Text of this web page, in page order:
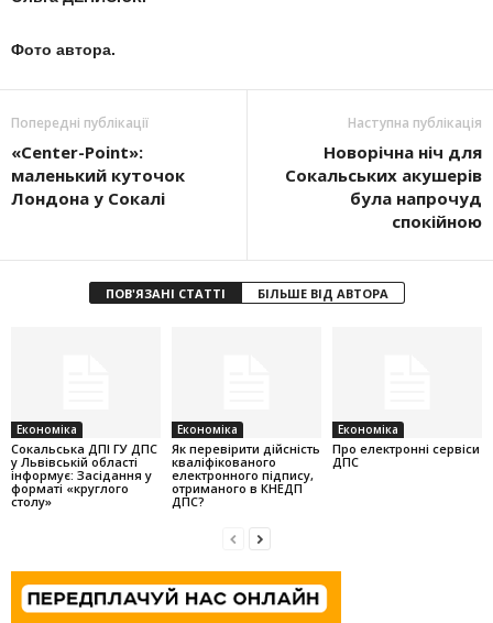
Фото автора.
Попередні публікації
«Center-Point»:
маленький куточок
Лондона у Сокалі
Наступна публікація
Новорічна ніч для
Сокальських акушерів
була напрочуд
спокійною
ПОВ'ЯЗАНІ СТАТТІ БІЛЬШЕ ВІД АВТОРА
Економіка
Cокальська ДПІ ГУ ДПС
у Львівській області
інформує: Засідання у
форматі «круглого
столу»
Економіка
Як перевірити дійсність
кваліфікованого
електронного підпису,
отриманого в КНЕДП
ДПС?
Економіка
Про електронні сервіси
ДПС